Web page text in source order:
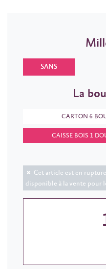
SANS
La
CARTON 6
CAISSE BOIS 1
Cet article est en
disponible à la vente pour